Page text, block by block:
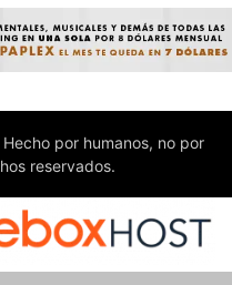
por humanos, no por
reservados.